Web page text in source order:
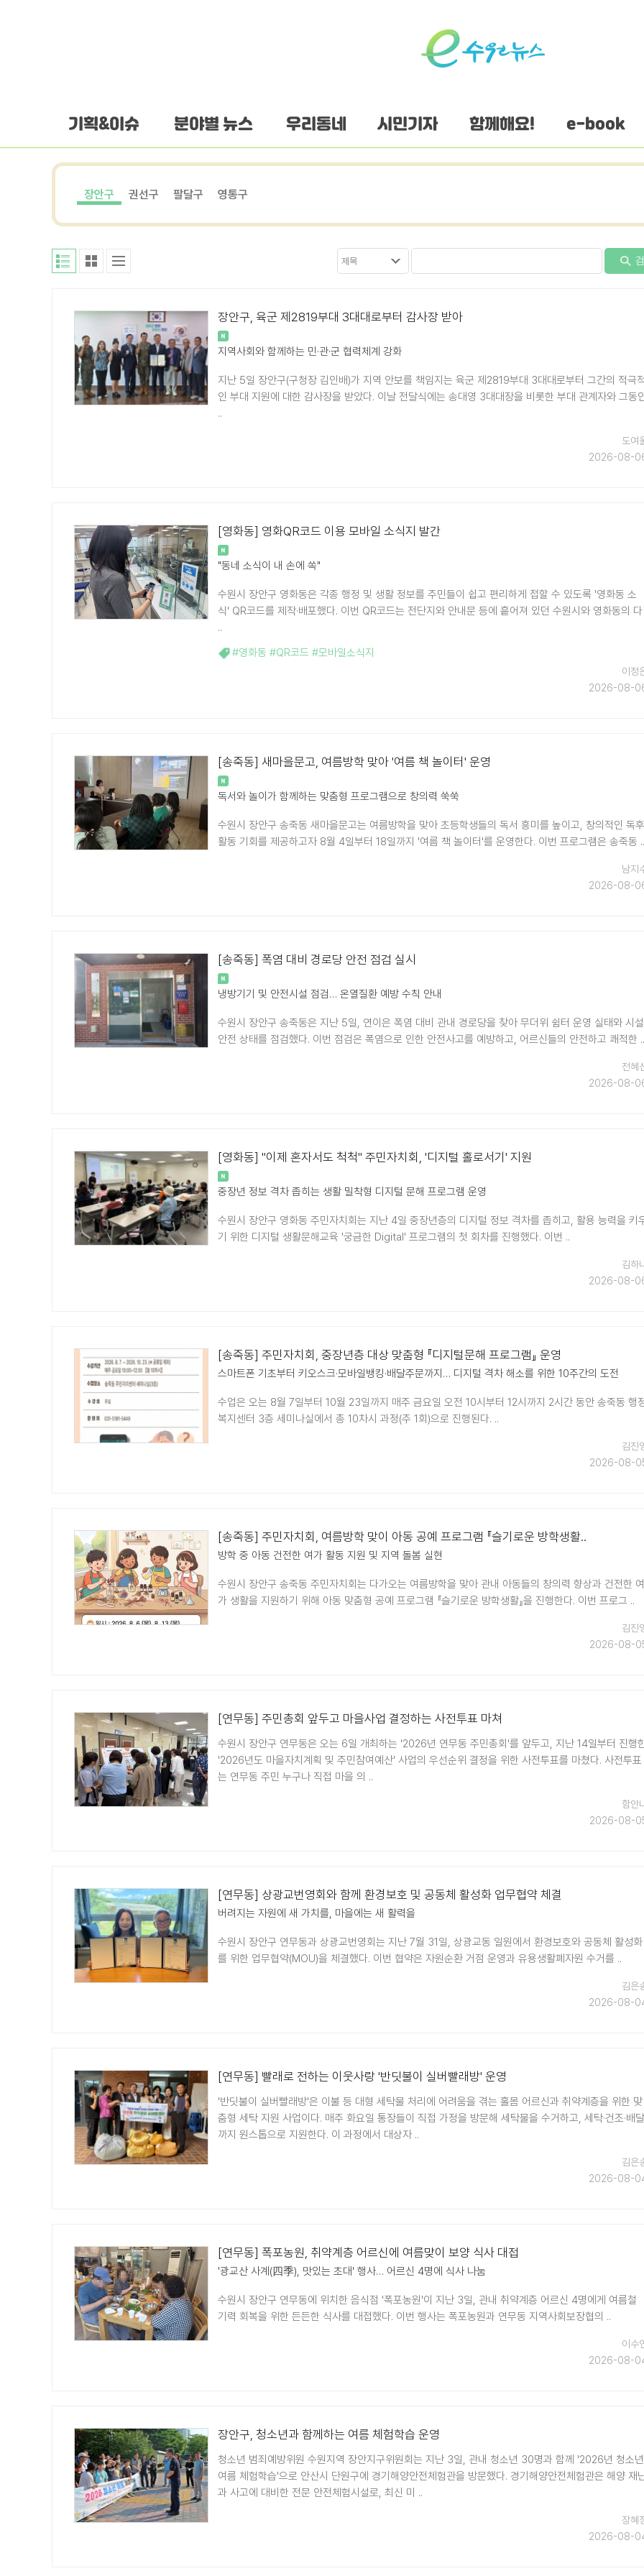
기획&이슈 분야별 뉴스 우리동네 시민기자 함께해요! e-book
장안구 권선구 팔달구 영통구
장안구, 육군 제2819부대 3대대로부터 감사장 받아
지역사회와 함께하는 민·관·군 협력체계 강화
지난 5일 장안구(구청장 김인배)가 지역 안보를 책임지는 육군 제2819부대 3대대로부터 그간의 적극적
인 부대 지원에 대한 감사장을 받았다. 이날 전달식에는 송대영 3대대장을 비롯한 부대 관계자와 그동
..
도여
2026-08-
[영화동] 영화QR코드 이용 모바일 소식지 발간
"동네 소식이 내 손에 쏙"
수원시 장안구 영화동은 각종 행정 및 생활 정보를 주민들이 쉽고 편리하게 접할 수 있도록 '영화동 소
식' QR코드를 제작·배포했다. 이번 QR코드는 전단지와 안내문 등에 흩어져 있던 수원시와 영화동의 다
..
#영화동 #QR코드 #모바일소식지
이정
2026-08-
[송죽동] 새마을문고, 여름방학 맞아 '여름 책 놀이터' 운영
독서와 놀이가 함께하는 맞춤형 프로그램으로 창의력 쑥쑥
수원시 장안구 송죽동 새마을문고는 여름방학을 맞아 초등학생들의 독서 흥미를 높이고, 창의적인 독후
활동 기회를 제공하고자 8월 4일부터 18일까지 '여름 책 놀이터'를 운영한다. 이번 프로그램은 송죽동 ..
남지
2026-08-
[송죽동] 폭염 대비 경로당 안전 점검 실시
냉방기기 및 안전시설 점검… 온열질환 예방 수칙 안내
수원시 장안구 송죽동은 지난 5일, 연이은 폭염 대비 관내 경로당을 찾아 무더위 쉼터 운영 실태와 시설
안전 상태를 점검했다. 이번 점검은 폭염으로 인한 안전사고를 예방하고, 어르신들의 안전하고 쾌적한 ..
전혜
2026-08-
[영화동] "이제 혼자서도 척척" 주민자치회, '디지털 홀로서기' 지원
중장년 정보 격차 좁히는 생활 밀착형 디지털 문해 프로그램 운영
수원시 장안구 영화동 주민자치회는 지난 4일 중장년층의 디지털 정보 격차를 좁히고, 활용 능력을 키
기 위한 디지털 생활문해교육 '궁금한 Digital' 프로그램의 첫 회차를 진행했다. 이번 ..
김하
2026-08-
[송죽동] 주민자치회, 중장년층 대상 맞춤형 『디지털문해 프로그램』 운영
스마트폰 기초부터 키오스크·모바일뱅킹·배달주문까지… 디지털 격차 해소를 위한 10주간의 도전
수업은 오는 8월 7일부터 10월 23일까지 매주 금요일 오전 10시부터 12시까지 2시간 동안 송죽동 행
복지센터 3층 세미나실에서 총 10차시 과정(주 1회)으로 진행된다. ..
김진
2026-08-
[송죽동] 주민자치회, 여름방학 맞이 아동 공예 프로그램 『슬기로운 방학생활..
방학 중 아동 건전한 여가 활동 지원 및 지역 돌봄 실현
수원시 장안구 송죽동 주민자치회는 다가오는 여름방학을 맞아 관내 아동들의 창의력 향상과 건전한 여
가 생활을 지원하기 위해 아동 맞춤형 공예 프로그램 『슬기로운 방학생활』을 진행한다. 이번 프로그 ..
김진
2026-08-
[연무동] 주민총회 앞두고 마을사업 결정하는 사전투표 마쳐
수원시 장안구 연무동은 오는 6일 개최하는 '2026년 연무동 주민총회'를 앞두고, 지난 14일부터 진행
'2026년도 마을자치계획 및 주민참여예산' 사업의 우선순위 결정을 위한 사전투표를 마쳤다. 사전투표
는 연무동 주민 누구나 직접 마을 의 ..
함안
2026-08-
[연무동] 상광교번영회와 함께 환경보호 및 공동체 활성화 업무협약 체결
버려지는 자원에 새 가치를, 마을에는 새 활력을
수원시 장안구 연무동과 상광교번영회는 지난 7월 31일, 상광교동 일원에서 환경보호와 공동체 활성화
를 위한 업무협약(MOU)을 체결했다. 이번 협약은 자원순환 거점 운영과 유용생활폐자원 수거를 ..
김은
2026-08-
[연무동] 빨래로 전하는 이웃사랑 '반딧불이 실버빨래방' 운영
'반딧불이 실버빨래방'은 이불 등 대형 세탁물 처리에 어려움을 겪는 홀몸 어르신과 취약계층을 위한 맞
춤형 세탁 지원 사업이다. 매주 화요일 통장들이 직접 가정을 방문해 세탁물을 수거하고, 세탁·건조·배달
까지 원스톱으로 지원한다. 이 과정에서 대상자 ..
김은
2026-08-
[연무동] 폭포농원, 취약계층 어르신에 여름맞이 보양 식사 대접
'광교산 사계(四季), 맛있는 초대' 행사… 어르신 4명에 식사 나눔
수원시 장안구 연무동에 위치한 음식점 '폭포농원'이 지난 3일, 관내 취약계층 어르신 4명에게 여름철
기력 회복을 위한 든든한 식사를 대접했다. 이번 행사는 폭포농원과 연무동 지역사회보장협의 ..
이수
2026-08-
장안구, 청소년과 함께하는 여름 체험학습 운영
청소년 범죄예방위원 수원지역 장안지구위원회는 지난 3일, 관내 청소년 30명과 함께 '2026년 청소년
여름 체험학습'으로 안산시 단원구에 경기해양안전체험관을 방문했다. 경기해양안전체험관은 해양 재
과 사고에 대비한 전문 안전체험시설로, 최신 미 ..
장혜
2026-08-